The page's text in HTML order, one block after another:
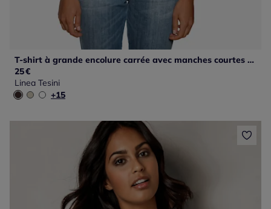
T-shirt à grande encolure carrée avec manches courtes et coupe ajustée
25€
Linea Tesini
+15